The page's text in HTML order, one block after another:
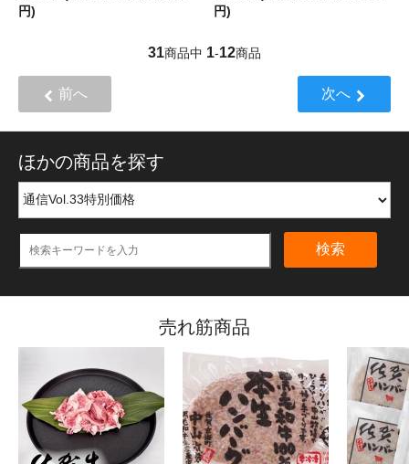
円)
円)
31商品中 1-12商品
前へ 次へ
ほかの商品を探す
検索
売れ筋商品